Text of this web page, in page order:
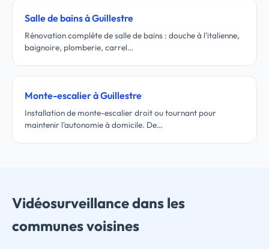
Salle de bains à Guillestre
Rénovation complète de salle de bains : douche à l'italienne,
baignoire, plomberie, carrel…
Monte-escalier à Guillestre
Installation de monte-escalier droit ou tournant pour
maintenir l'autonomie à domicile. De…
Vidéosurveillance dans les
communes voisines